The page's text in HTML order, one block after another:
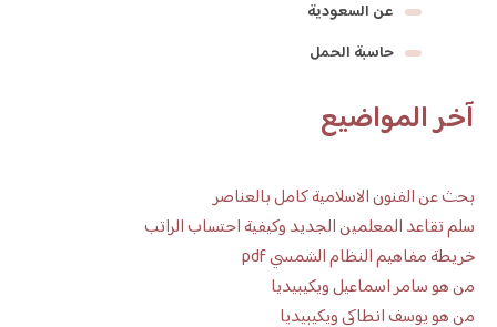
عن السعودية
حاسبة الحمل
آخر المواضيع
بحث عن الفنون الاسلامية كامل بالعناصر
سلم تقاعد المعلمين الجديد وكيفية احتساب الراتب
خريطة مفاهيم النظام الشمسي pdf
من هو سامر اسماعيل ويكيبيديا
من هو يوسف انطاكي ويكيبيديا